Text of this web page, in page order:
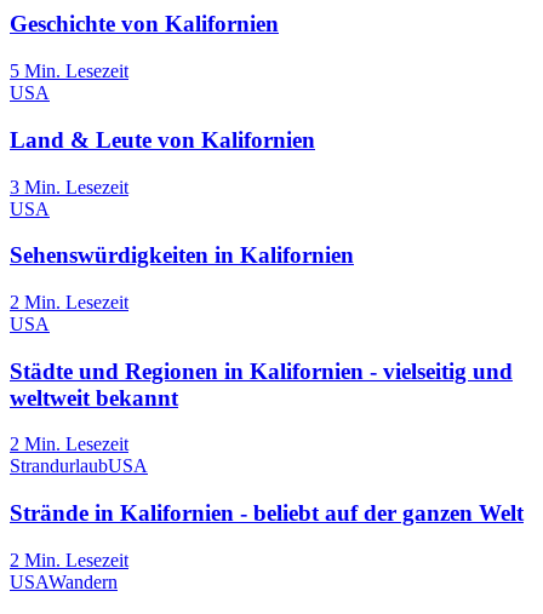
Geschichte von Kalifornien
5 Min. Lesezeit
USA
Land & Leute von Kalifornien
3 Min. Lesezeit
USA
Sehenswürdigkeiten in Kalifornien
2 Min. Lesezeit
USA
Städte und Regionen in Kalifornien - vielseitig und
weltweit bekannt
2 Min. Lesezeit
StrandurlaubUSA
Strände in Kalifornien - beliebt auf der ganzen Welt
2 Min. Lesezeit
USAWandern